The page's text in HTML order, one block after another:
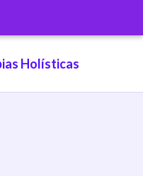
Holísticas